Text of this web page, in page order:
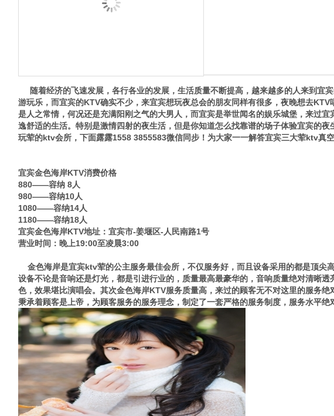
随着经济的飞速发展，各行各业的发展，生活质量不断提高，越来越多的人来到宜
游玩乐，而宜宾的KTV确实不少，来宜宾想玩夜总会的朋友同样有很多，夜晚想去KTV
是人之常情，何况还是充满阳刚之气的大男人，而宜宾是举世闻名的娱乐城堡，来过宜
逸舒适的生活。特别是激情四射的夜生活，但是你知道怎么找靠谱的场子体验宜宾的夜
玩荤的ktv会所，下面露露1558 3855583微信同步！为大家一一解答宜宾三大荤ktv真
宜宾金色海岸KTV消费价格
880——容纳 8人
980——容纳10人
1080——容纳14人
1180——容纳18人
宜宾金色海岸KTV地址：宜宾市-姜堰区-人民南路1号
营业时间：晚上19:00至凌晨3:00
金色海岸是宜宾ktv荤的公主服务最佳会所，不仅服务好，而且设备采用的都是顶尖
设备不论是音响还是灯光，都是引进行业的，质量最高最豪华的，音响质量绝对清晰透
色，效果堪比演唱会。其次金色海岸KTV服务质量高，来过的顾客无不对这里的服务绝
秉承着顾客是上帝，为顾客服务的服务理念，制定了一套严格的服务制度，服务水平绝